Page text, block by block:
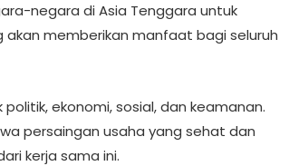
negara di Asia Tenggara untuk
memberikan manfaat bagi seluruh
ekonomi, sosial, dan keamanan.
persaingan usaha yang sehat dan
kerja sama ini.